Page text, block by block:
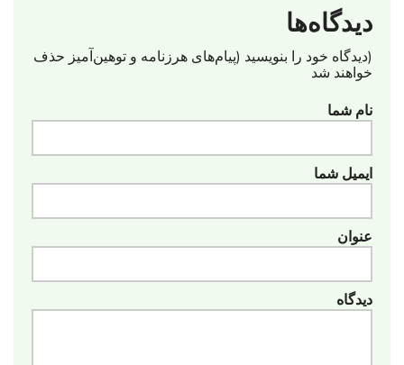
دیدگاه‌ها
(دیدگاه خود را بنویسید (پیام‌های هرزنامه‌ و توهین‌آمیز حذف
خواهند شد
نام شما
ایمیل شما
عنوان
دیدگاه